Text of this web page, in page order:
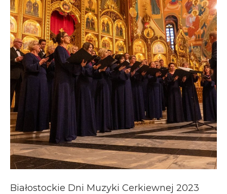
Białostockie Dni Muzyki Cerkiewnej 2023